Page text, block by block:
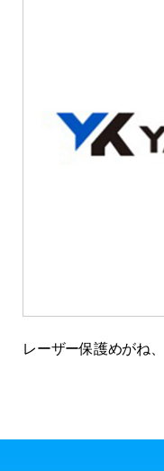
レーザー保護めがね